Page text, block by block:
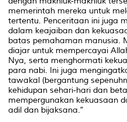
memerintah mereka untuk
tertentu. Penceritaan ini juga
dalam keajaiban dan
batas pemahaman manusia.
diajar untuk mempercayai
Nya, serta menghormati
para nabi. Ini juga
tawakal (bergantung
kehidupan sehari-hari dan
mempergunakan kekuasaan
adil dan bijaksana.”